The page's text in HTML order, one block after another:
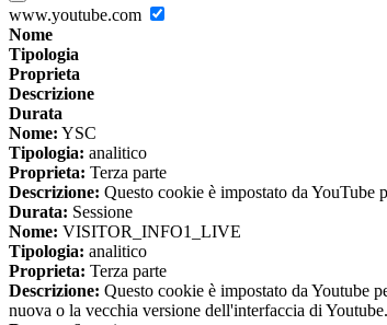
www.youtube.com
Nome
Tipologia
Proprieta
Descrizione
Durata
Nome: YSC
Tipologia: analitico
Proprieta: Terza parte
Descrizione: Questo cookie è impostato da YouTube
Durata: Sessione
Nome: VISITOR_INFO1_LIVE
Tipologia: analitico
Proprieta: Terza parte
Descrizione: Questo cookie è impostato da Youtube
nuova o la vecchia versione dell'interfaccia di Youtube.